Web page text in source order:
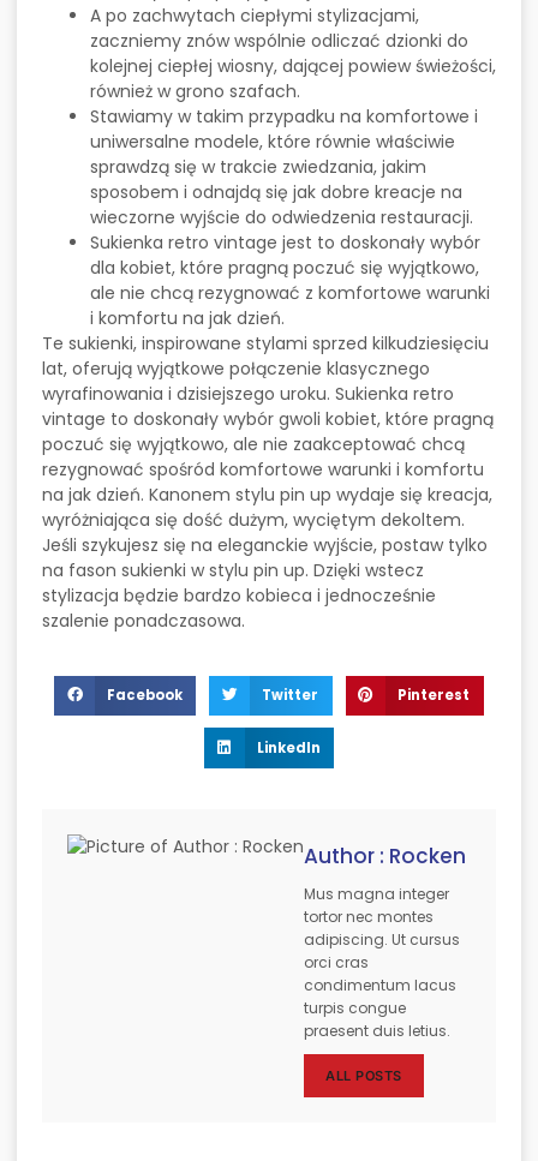
A po zachwytach ciepłymi stylizacjami,
zaczniemy znów wspólnie odliczać dzionki do
kolejnej ciepłej wiosny, dającej powiew świeżości,
również w grono szafach.
Stawiamy w takim przypadku na komfortowe i
uniwersalne modele, które równie właściwie
sprawdzą się w trakcie zwiedzania, jakim
sposobem i odnajdą się jak dobre kreacje na
wieczorne wyjście do odwiedzenia restauracji.
Sukienka retro vintage jest to doskonały wybór
dla kobiet, które pragną poczuć się wyjątkowo,
ale nie chcą rezygnować z komfortowe warunki
i komfortu na jak dzień.
Te sukienki, inspirowane stylami sprzed kilkudziesięciu
lat, oferują wyjątkowe połączenie klasycznego
wyrafinowania i dzisiejszego uroku. Sukienka retro
vintage to doskonały wybór gwoli kobiet, które pragną
poczuć się wyjątkowo, ale nie zaakceptować chcą
rezygnować spośród komfortowe warunki i komfortu
na jak dzień. Kanonem stylu pin up wydaje się kreacja,
wyróżniająca się dość dużym, wyciętym dekoltem.
Jeśli szykujesz się na eleganckie wyjście, postaw tylko
na fason sukienki w stylu pin up. Dzięki wstecz
stylizacja będzie bardzo kobieca i jednocześnie
szalenie ponadczasowa.
Facebook Twitter Pinterest
LinkedIn
Author : Rocken
Mus magna integer
tortor nec montes
adipiscing. Ut cursus
orci cras
condimentum lacus
turpis congue
praesent duis letius.
ALL POSTS